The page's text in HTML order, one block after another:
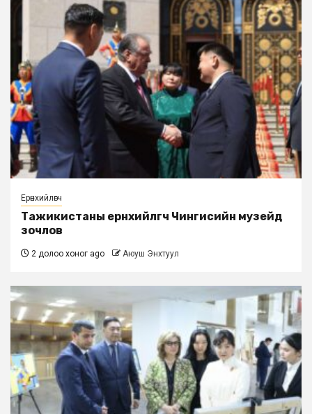
Ерөнхийлөгч
Тажикистаны ерөнхийлөгч Чингисийн музейд
зочлов
2 долоо хоног ago Аюуш Энхтуул